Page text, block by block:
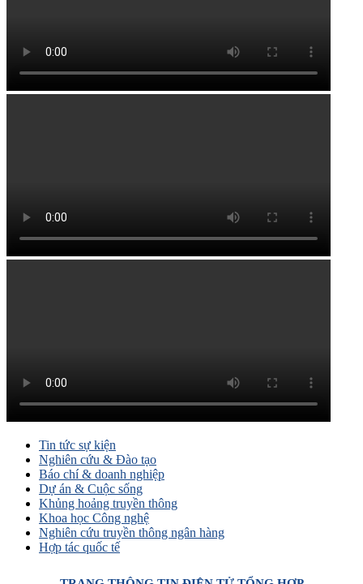
Tin tức sự kiện
Nghiên cứu & Đào tạo
Báo chí & doanh nghiệp
Dự án & Cuộc sống
Khủng hoảng truyền thông
Khoa học Công nghệ
Nghiên cứu truyền thông ngân hàng
Hợp tác quốc tế